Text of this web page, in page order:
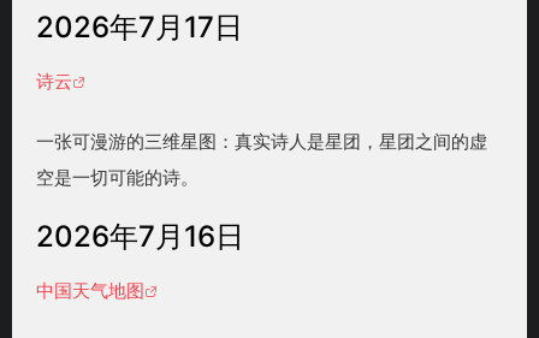
2026年7月17日
诗云
一张可漫游的三维星图：真实诗人是星团，星团之间的虚
空是一切可能的诗。
2026年7月16日
中国天气地图